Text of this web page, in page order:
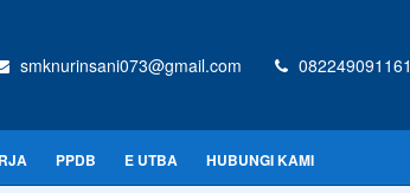
smknurinsani073@gmail.com 082249091161
PPDB E UTBA HUBUNGI KAMI